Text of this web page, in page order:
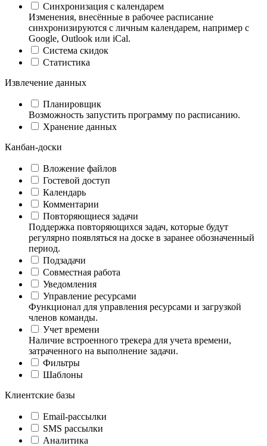
Синхронизация с календарем
Изменения, внесённые в рабочее расписание
синхронизируются с личным календарем, например с
Google, Outlook или iCal.
Система скидок
Статистика
Извлечение данных
Планировщик
Возможность запустить программу по расписанию.
Хранение данных
Канбан-доски
Вложение файлов
Гостевой доступ
Календарь
Комментарии
Повторяющиеся задачи
Поддержка повторяющихся задач, которые будут
регулярно появляться на доске в заранее обозначенный
период.
Подзадачи
Совместная работа
Уведомления
Управление ресурсами
Функционал для управления ресурсами и загрузкой
членов команды.
Учет времени
Наличие встроенного трекера для учета времени,
затраченного на выполнение задачи.
Фильтры
Шаблоны
Клиентские базы
Email-рассылки
SMS рассылки
Аналитика